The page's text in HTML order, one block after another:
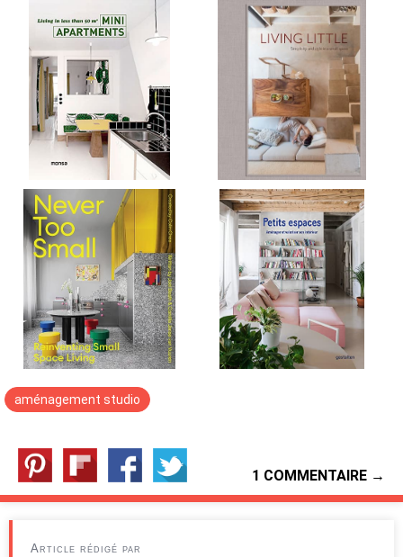
aménagement studio
1 COMMENTAIRE →
Article rédigé par